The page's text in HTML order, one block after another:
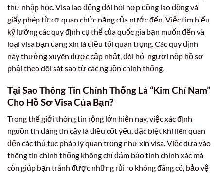
thư nhập học. Visa lao động đòi hỏi hợp đồng lao động và
giấy phép từ cơ quan chức năng của nước đến. Việc tìm hiểu
kỹ lưỡng các quy định cụ thể của quốc gia bạn muốn đến và
loại visa bạn đang xin là điều tối quan trọng. Các quy định
này thường xuyên được cập nhật, đòi hỏi người nộp hồ sơ
phải theo dõi sát sao từ các nguồn chính thống.
Tại Sao Thông Tin Chính Thống Là “Kim Chỉ Nam”
Cho Hồ Sơ Visa Của Bạn?
Trong thế giới thông tin rộng lớn hiện nay, việc xác định
nguồn tin đáng tin cậy là điều cốt yếu, đặc biệt khi liên quan
đến các thủ tục pháp lý quan trọng như xin visa. Việc dựa vào
thông tin chính thống không chỉ đảm bảo tính chính xác mà
còn giúp bạn tránh được những rủi ro không đáng có, bảo vệ